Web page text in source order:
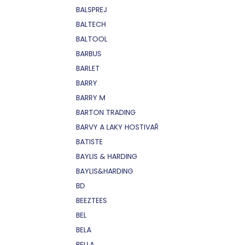
BALSPREJ
BALTECH
BALTOOL
BARBUS
BARLET
BARRY
BARRY M
BARTON TRADING
BARVY A LAKY HOSTIVAŘ
BATISTE
BAYLIS & HARDING
BAYLIS&HARDING
BD
BEEZTEES
BEL
BELA